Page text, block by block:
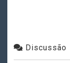
Discussão